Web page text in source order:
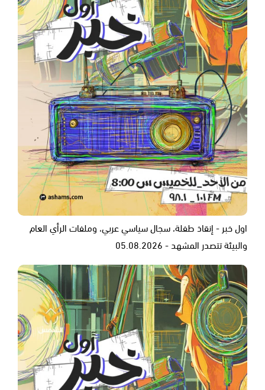
اول خبر - إنقاذ طفلة، سجال سياسي عربي، وملفات الرأي العام
والبيئة تتصدر المشهد - 05.08.2026